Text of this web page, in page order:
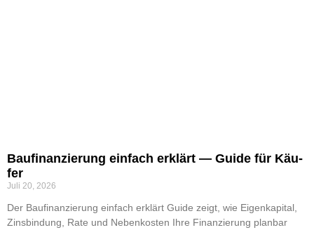
Bau­fi­nan­zie­rung ein­fach erklärt — Gui­de für Käu­
fer
Juli 20, 2026
Der Bau­fi­nan­zie­rung ein­fach erklärt Gui­de zeigt, wie Eigen­ka­pi­tal,
Zins­bin­dung, Rate und Neben­kos­ten Ihre Finan­zie­rung plan­bar